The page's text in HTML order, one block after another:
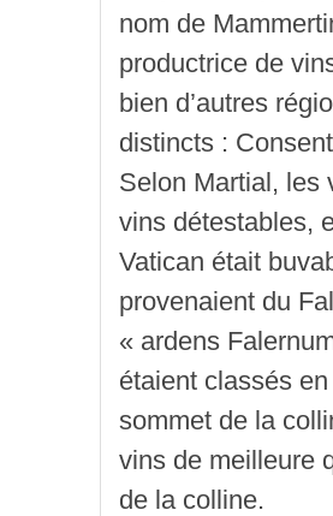
nom de
productrice de
bien d’autres
distincts :
Selon Martial, les
vins détestables,
Vatican était
provenaient du
« ardens
étaient classés
sommet de la
vins de meilleure
de la colline.